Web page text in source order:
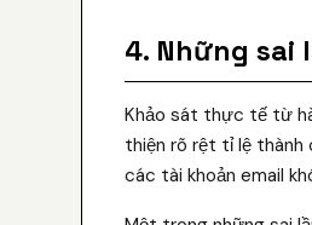
4. Những sai
Khảo sát thực tế từ
thiện rõ rệt tỉ lệ thành
các tài khoản email